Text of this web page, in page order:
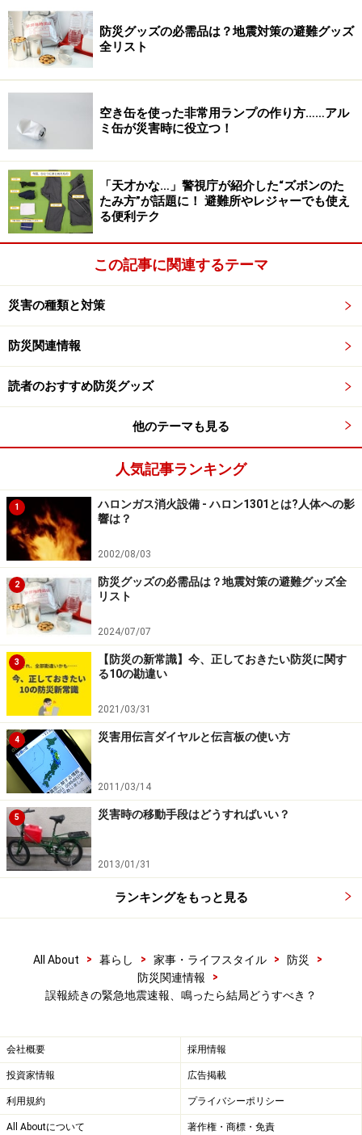
震においては、震源付近では「揺れの到達時間差」が発
生せず、震度4以上の地震が発生したとしても、緊急地
震速報の発令する前に最大の揺れが来てしまうこともあ
ります。そのため緊急地震速報が発令されず、安全確保
や避難行動をする時間はない可能性が高いです。
しかし、それでも緊急地震速報は「無駄なシステム」と
いうことではありません。
を分ける」ことにもなる、重要なシステムなのです。
緊急地震速報をいかせる地域・場所とは
緊急地震速報は、どんな時に「役に立つ」情報なのか。
それは、今、自分のいる場所が「震源地」から一定の距
場合は、本震が届くまで数秒、数十秒の時間差がありま
すので、安全な場所に移動する、頭部などのダメージを
ます。
■「自宅」で緊急地震速報を受信した場合
もし自宅で緊急地震速報を受信した場合は、家具や落下
物の少ない廊下や玄関付近に移動しましょう。トイレや
風呂場に入っていた場合は、閉じ込められないようにド
アを開けるなどの行動が必要です。
耐震強度が低い木造家屋を除き、慌てて外に飛び出すよ
うな行動は、家屋周辺での落下物などの安全確認ができ
ない限り、逆にリスクを高くする可能性があります。
■「乗り物」の中で緊急地震速報を受信した場合
また最も気をつけなければならないのが、「乗り物」の
中で緊急地震速報を受信した場合です。電車は緊急地震
速報を受けて減速・停止しますが、それまでに大きな揺
れが襲ってきた場合には脱線・横転の可能性がありま
す。
では2004年の中越地震での脱線事故を受け、より安全対
策を強化していますが、緊急地震速報を受診した場合
は、飛行機の不時着時の姿勢のような、前かがみの安全
また車を運転している時に受信した場合には、すぐにハ
ザードランプを点滅させます。そして急ブレーキをかけ
ずに、前後の車の動きに注意しつつ、ゆっくり減速させ
防災グッズの必需品は？地震対策の避難グッズ
全リスト
空き缶を使った非常用ランプの作り方……アル
ミ缶が災害時に役立つ！
「天才かな…」警視庁が紹介した“ズボンのた
たみ方”が話題に！ 避難所やレジャーでも使え
る便利テク
この記事に関連するテーマ
災害の種類と対策
防災関連情報
読者のおすすめ防災グッズ
他のテーマも見る
人気記事ランキング
1
ハロンガス消火設備 - ハロン1301とは?人体への影
響は？
2002/08/03
2
防災グッズの必需品は？地震対策の避難グッズ全
リスト
2024/07/07
3
【防災の新常識】今、正しておきたい防災に関す
る10の勘違い
2021/03/31
4 災害用伝言ダイヤルと伝言板の使い方
2011/03/14
5 災害時の移動手段はどうすればいい？
2013/01/31
ランキングをもっと見る
All About > 暮らし > 家事・ライフスタイル > 防災
>
防災関連情報
>
誤報続きの緊急地震速報、鳴ったら結局どうすべき？
会社概要 採用情報
投資家情報 広告掲載
利用規約 プライバシーポリシー
All Aboutについて 著作権・商標・免責